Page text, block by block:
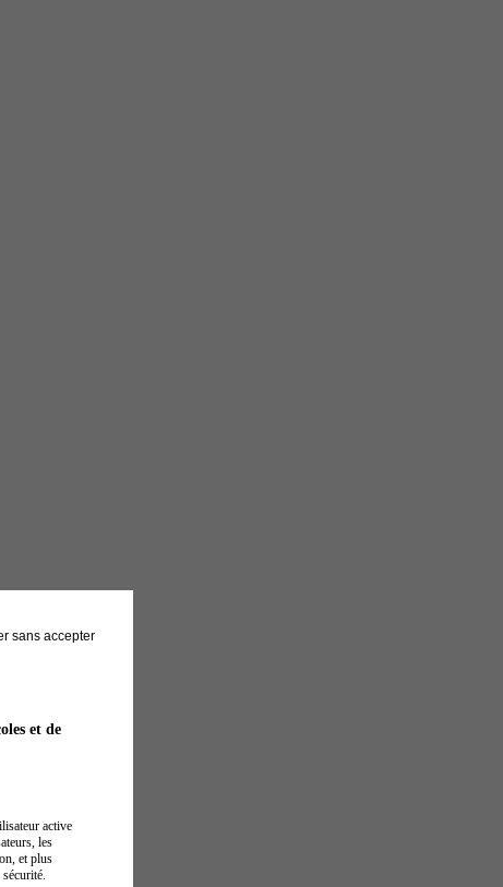
sans accepter
et de
active
les
et plus